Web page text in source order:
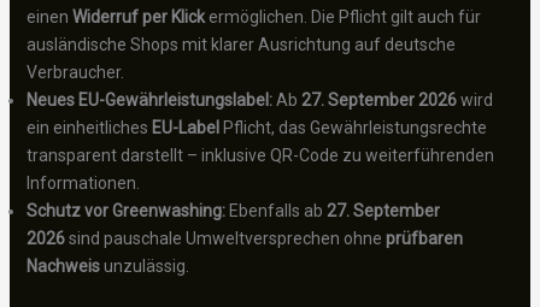
einen Widerruf per Klickermöglichen. Die Pflicht gilt auch für
ausländische Shops mit klarer Ausrichtung auf deutsche
Verbraucher.
Neues EU-Gewährleistungslabel:Ab 27. September 2026wird
ein einheitliches EU-Label Pflicht, das Gewährleistungsrechte
transparent darstellt – inklusive QR-Code zu weiterführenden
Informationen.
Schutz vor Greenwashing: Ebenfalls ab 27. September
2026sind pauschale Umweltversprechen ohne prüfbaren
Nachweisunzulässig.